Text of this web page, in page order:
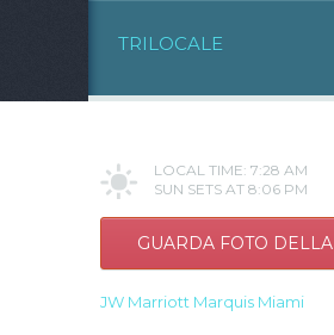
TRILOCALE
LOCAL TIME: 7:28 AM
SUN SETS AT 8:06 PM
GUARDA FOTO DELLA
JW Marriott Marquis Miami